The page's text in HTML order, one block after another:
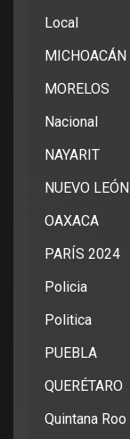
Local
MICHOACÁN
MORELOS
Nacional
NAYARIT
NUEVO LEÓN
OAXACA
PARÍS 2024
Policia
Politica
PUEBLA
QUERÉTARO
Quintana Roo